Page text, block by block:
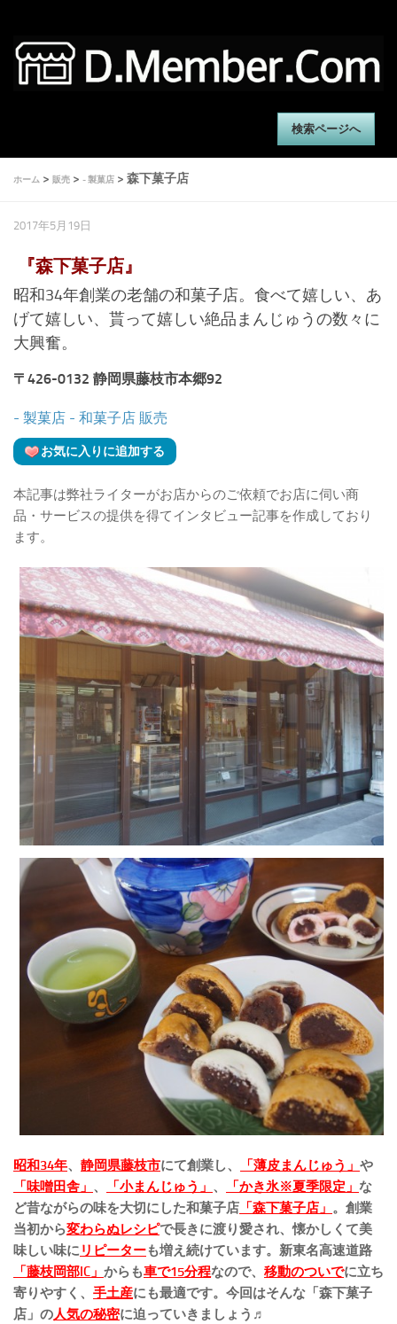
検索ページへ
ホーム > 販売 > - 製菓店 > 森下菓子店
2017年5月19日
『森下菓子店』
昭和34年創業の老舗の和菓子店。食べて嬉しい、あ
げて嬉しい、貰って嬉しい絶品まんじゅうの数々に
大興奮。
〒426-0132 静岡県藤枝市本郷92
- 製菓店 - 和菓子店 販売
お気に入りに追加する
本記事は弊社ライターがお店からのご依頼でお店に伺い商
品・サービスの提供を得てインタビュー記事を作成しており
ます。
昭和34年、 静岡県藤枝市にて創業し、 「薄皮まんじゅう」 や
「味噌田舎」 、 「小まんじゅう」 、 「かき氷※夏季限定」 な
ど昔ながらの味を大切にした和菓子店 「森下菓子店」 。創業
当初から変わらぬレシピで長きに渡り愛され、懐かしくて美
味しい味に リピーターも増え続けています。新東名高速道路
「 藤枝岡部IC」 からも車で15分程なので、 移動のついでに立ち
寄りやすく、 手土産にも最適です。今回はそんな「森下菓子
店」の人気の秘密に迫っていきましょう♬